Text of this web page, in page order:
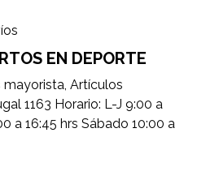
EN DEPORTE
Artículos
1163 Horario: L-J 9:00 a
a 16:45 hrs Sábado 10:00 a